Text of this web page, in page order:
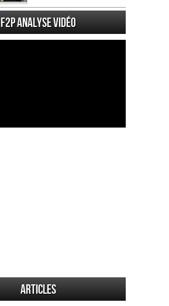
F2P Analyse vidéo
Articles